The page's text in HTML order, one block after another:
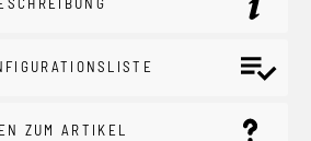
ZUM ARTIKEL